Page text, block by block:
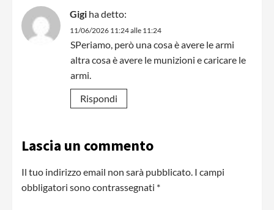
Gigi ha detto:
11/06/2026 11:24 alle 11:24
SPeriamo, però una cosa è avere le armi
altra cosa è avere le munizioni e caricare le
armi.
Rispondi
Lascia un commento
Il tuo indirizzo email non sarà pubblicato. I campi
obbligatori sono contrassegnati *